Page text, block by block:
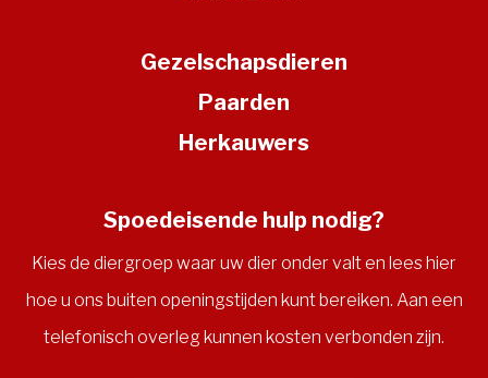
Gezelschapsdieren
Paarden
Herkauwers
Spoedeisende hulp nodig?
Kies de diergroep waar uw dier onder valt en lees hier
hoe u ons buiten openingstijden kunt bereiken. Aan een
telefonisch overleg kunnen kosten verbonden zijn.